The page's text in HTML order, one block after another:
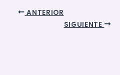
ANTERIOR
SIGUIENTE